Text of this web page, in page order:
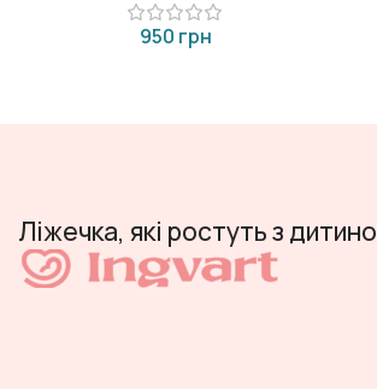
грн
Ліжечка, які ростуть з